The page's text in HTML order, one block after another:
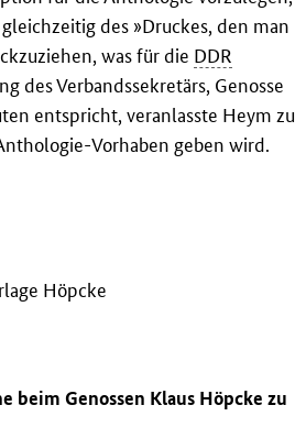
des »Druckes, den man
was für die DDR
des Verbandssekretärs, Genosse
entspricht, veranlasste Heym zu
Vorhaben geben wird.
Höpcke
beim Genossen Klaus Höpcke zu